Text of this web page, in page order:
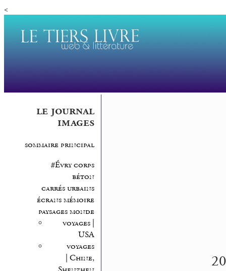
<
le journal
images
sommaire principal
#Évry corps
béton
carrés urbains
écrans mémoire
paysages monde
voyages |
USA
voyages
| Chine,